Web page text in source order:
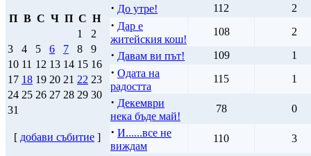
П В С Ч П С Н
1
2
3
4 5 6 7 8
9
10 11 12 13 14 15 16
17 18 19 20 21 22 23
24 25 26 27 28 29 30
31
[ добави събитие ]
· До утре! 112 2
· Дар е
житейския кош!
108 2
· Давам ви път! 109 1
· Одата на
радостта
115 1
· Декември
нека бъде май!
78 0
· И......все не
виждам
110 3